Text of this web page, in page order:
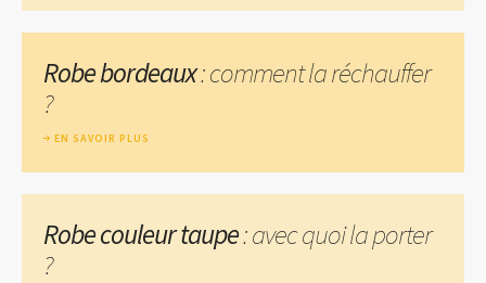
Robe bordeaux: comment la réchauffer
?
EN SAVOIR PLUS
Robe couleur taupe: avec quoi la porter
?